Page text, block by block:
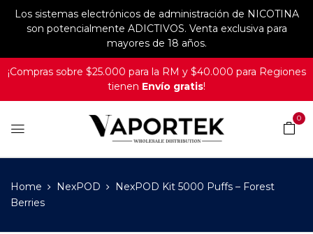
Los sistemas electrónicos de administración de NICOTINA
son potencialmente ADICTIVOS. Venta exclusiva para
mayores de 18 años.
¡Compras sobre $25.000 para la RM y $40.000 para Regiones
tienen Envío gratis!
0
Home NexPOD
NexPOD Kit 5000 Puffs – Forest
Berries